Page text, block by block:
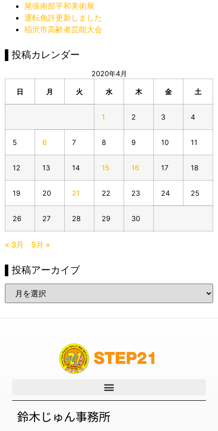
尾張南部平和美術展
運転免許更新しました
稲沢市高齢者芸能大会
▌投稿カレンダー
2020年4月
日 月 火 水 木 金 土
1 2 3 4
5 6 7 8 9 10 11
12 13 14 15 16 17 18
19 20 21 22 23 24 25
26 27 28 29 30
« 3月 5月 »
▌投稿アーカイブ
鈴木じゅん事務所